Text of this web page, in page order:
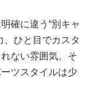
確に違う“別キャ
、ひと目でカスタ
ない雰囲気。そ
ツスタイルは少